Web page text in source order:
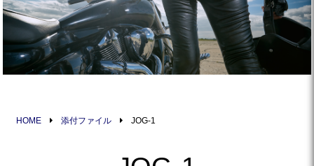
HOME 添付ファイル JOG-1